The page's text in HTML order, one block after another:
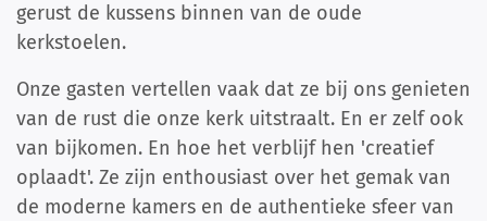
gerust de kussens binnen van de oude
kerkstoelen.
Onze gasten vertellen vaak dat ze bij ons genieten
van de rust die onze kerk uitstraalt. En er zelf ook
van bijkomen. En hoe het verblijf hen 'creatief
oplaadt'. Ze zijn enthousiast over het gemak van
de moderne kamers en de authentieke sfeer van